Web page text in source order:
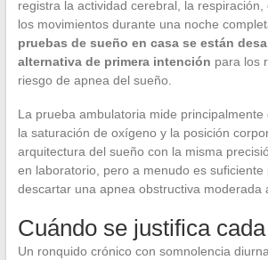
registra la actividad cerebral, la
los movimientos durante una noche
pruebas de sueño en casa se están
alternativa de primera intención para los
riesgo de apnea del sueño.
La prueba ambulatoria mide principalmente
la saturación de oxígeno y la posición
arquitectura del sueño con la misma
en laboratorio, pero a menudo es suficiente
descartar una apnea obstructiva moderada
Cuándo se justifica
Un ronquido crónico con somnolencia